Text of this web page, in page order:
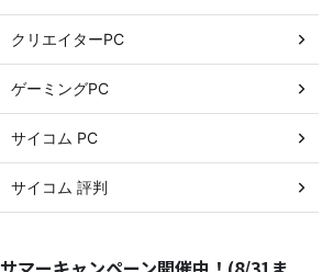
クリエイターPC
ゲーミングPC
サイコム PC
サイコム 評判